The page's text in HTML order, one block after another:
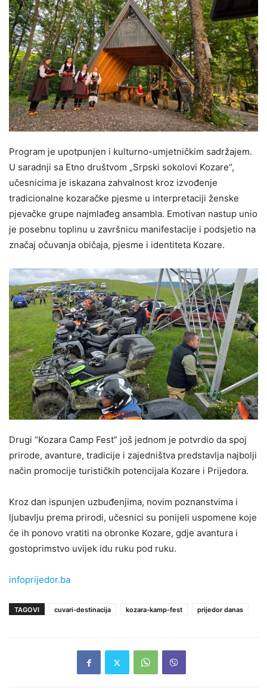
Program je upotpunjen i kulturno-umjetničkim sadržajem.
U saradnji sa Etno društvom „Srpski sokolovi Kozare“,
učesnicima je iskazana zahvalnost kroz izvođenje
tradicionalne kozaračke pjesme u interpretaciji ženske
pjevačke grupe najmlađeg ansambla. Emotivan nastup unio
je posebnu toplinu u završnicu manifestacije i podsjetio na
značaj očuvanja običaja, pjesme i identiteta Kozare.
Drugi “Kozara Camp Fest” još jednom je potvrdio da spoj
prirode, avanture, tradicije i zajedništva predstavlja najbolji
način promocije turističkih potencijala Kozare i Prijedora.
Kroz dan ispunjen uzbuđenjima, novim poznanstvima i
ljubavlju prema prirodi, učesnici su ponijeli uspomene koje
će ih ponovo vratiti na obronke Kozare, gdje avantura i
gostoprimstvo uvijek idu ruku pod ruku.
infoprijedor.ba
TAGOVI cuvari-destinacija kozara-kamp-fest prijedor danas